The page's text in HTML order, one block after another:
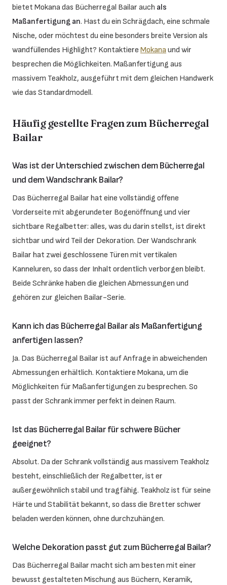
bietet Mokana das Bücherregal Bailar auch als
Maßanfertigung an. Hast du ein Schrägdach, eine schmale
Nische, oder möchtest du eine besonders breite Version als
wandfüllendes Highlight? Kontaktiere Mokanaund wir
besprechen die Möglichkeiten. Maßanfertigung aus
massivem Teakholz, ausgeführt mit dem gleichen Handwerk
wie das Standardmodell.
Häufig gestellte Fragen zum Bücherregal
Bailar
Was ist der Unterschied zwischen dem Bücherregal
und dem Wandschrank Bailar?
Das Bücherregal Bailar hat eine vollständig offene
Vorderseite mit abgerundeter Bogenöffnung und vier
sichtbare Regalbetter: alles, was du darin stellst, ist direkt
sichtbar und wird Teil der Dekoration. Der Wandschrank
Bailar hat zwei geschlossene Türen mit vertikalen
Kanneluren, so dass der Inhalt ordentlich verborgen bleibt.
Beide Schränke haben die gleichen Abmessungen und
gehören zur gleichen Bailar-Serie.
Kann ich das Bücherregal Bailar als Maßanfertigung
anfertigen lassen?
Ja. Das Bücherregal Bailar ist auf Anfrage in abweichenden
Abmessungen erhältlich. Kontaktiere Mokana, um die
Möglichkeiten für Maßanfertigungen zu besprechen. So
passt der Schrank immer perfekt in deinen Raum.
Ist das Bücherregal Bailar für schwere Bücher
geeignet?
Absolut. Da der Schrank vollständig aus massivem Teakholz
besteht, einschließlich der Regalbetter, ist er
außergewöhnlich stabil und tragfähig. Teakholz ist für seine
Härte und Stabilität bekannt, so dass die Bretter schwer
beladen werden können, ohne durchzuhängen.
Welche Dekoration passt gut zum Bücherregal Bailar?
Das Bücherregal Bailar macht sich am besten mit einer
bewusst gestalteten Mischung aus Büchern, Keramik,